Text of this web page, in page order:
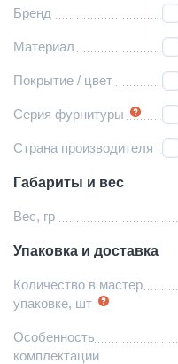
Бренд
Материал
Покрытие / цвет
Серия фурнитуры
Страна производителя
Габариты и вес
Вес, гр
Упаковка и доставка
Количество в мастер
упаковке, шт
Особенность
комплектации